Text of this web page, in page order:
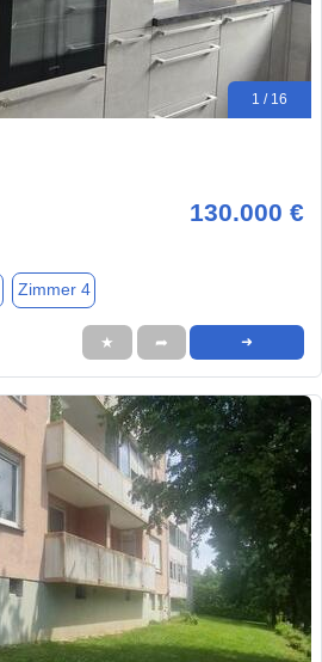
1 / 16
130.000 €
Zimmer 4
★ ➦ ➜